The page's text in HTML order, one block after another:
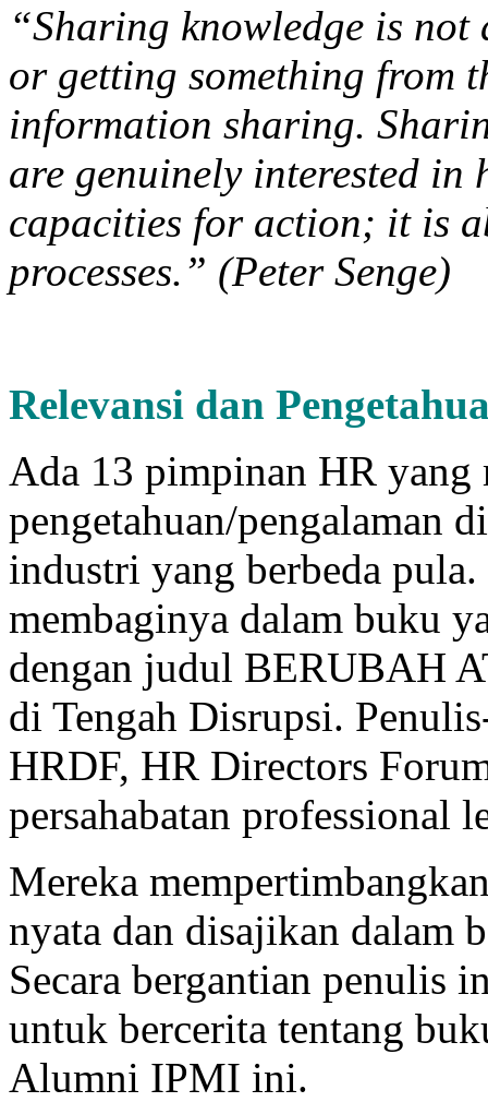
“Sharing knowledge is
or getting something from
information sharing.
are genuinely interested in
capacities for action; it is
processes.” (Peter Senge)
Relevansi dan
Ada 13 pimpinan HR
pengetahuan/pengalaman
industri yang berbeda
membaginya dalam buku
dengan judul BERUBAH
di Tengah Disrupsi.
HRDF, HR Directors
persahabatan professional
Mereka
nyata dan disajikan dalam
Secara bergantian penulis
untuk bercerita tentang
Alumni IPMI ini.